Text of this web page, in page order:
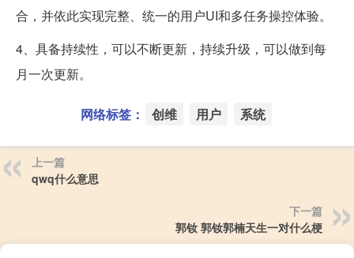
合，并依此实现完整、统一的用户UI和多任务操控体验。
4、具备持续性，可以不断更新，持续升级，可以做到每
月一次更新。
网络标签： 创维 用户 系统
上一篇
qwq什么意思
下一篇
郭钕 郭钕郭楠天生一对什么梗